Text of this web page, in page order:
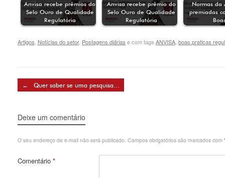
Anvisa recebe prêmios do
Selo Ouro de Qualidade
Regulatória
Anvisa recebe prêmio do
Selo Ouro de Qualidade
Regulatória
Normas da
premiadas
Artigos Notícias do setor, Postagens diárias e com tags ANVISA boas praticas
Post navigation
← Quer saber se uma pesquisa…
Deixe um comentário
O seu endereço de e-mail não será publicado. Campos obrigatórios são marcados com
Comentário *